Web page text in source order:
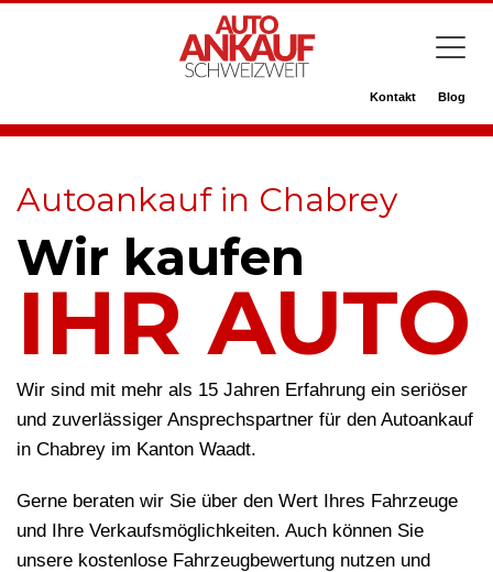
Kontakt Blog
Autoankauf in Chabrey
Wir kaufen
IHR AUTO
Wir sind mit mehr als 15 Jahren Erfahrung ein seriöser
und zuverlässiger Ansprechspartner für den Autoankauf
in Chabrey im Kanton Waadt.
Gerne beraten wir Sie über den Wert Ihres Fahrzeuge
und Ihre Verkaufsmöglichkeiten. Auch können Sie
unsere kostenlose Fahrzeugbewertung nutzen und